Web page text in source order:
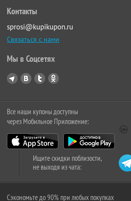
Контакты
sprosi@kupikupon.ru
Связаться с нами
Мы в Соцсетях
Все наши купоны доступны
через Мобильное Приложение:
Ищите скидки поблизости,
не выходя из чата:
Сэкономьте до 90% при любых покупках